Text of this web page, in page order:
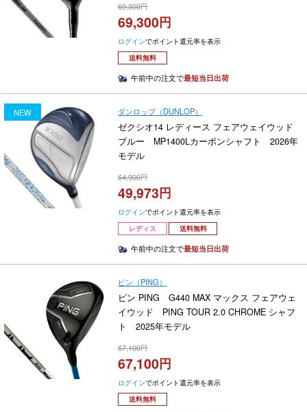
69,300
69,300
ログインでポイント還元率を表示
送料無料
午前中の注文で最短当日出荷
NEW ダンロップ（DUNLOP）
ゼクシオ14 レディース フェアウェイウッド
ブルー MP1400Lカーボンシャフト 2026年
モデル
64,900
49,973
ログインでポイント還元率を表示
レディス
送料無料
午前中の注文で最短当日出荷
ピン（PING）
ピン PING G440 MAX マックス フェアウェ
イウッド PING TOUR 2.0 CHROME シャフ
ト 2025年モデル
67,100
67,100
ログインでポイント還元率を表示
送料無料